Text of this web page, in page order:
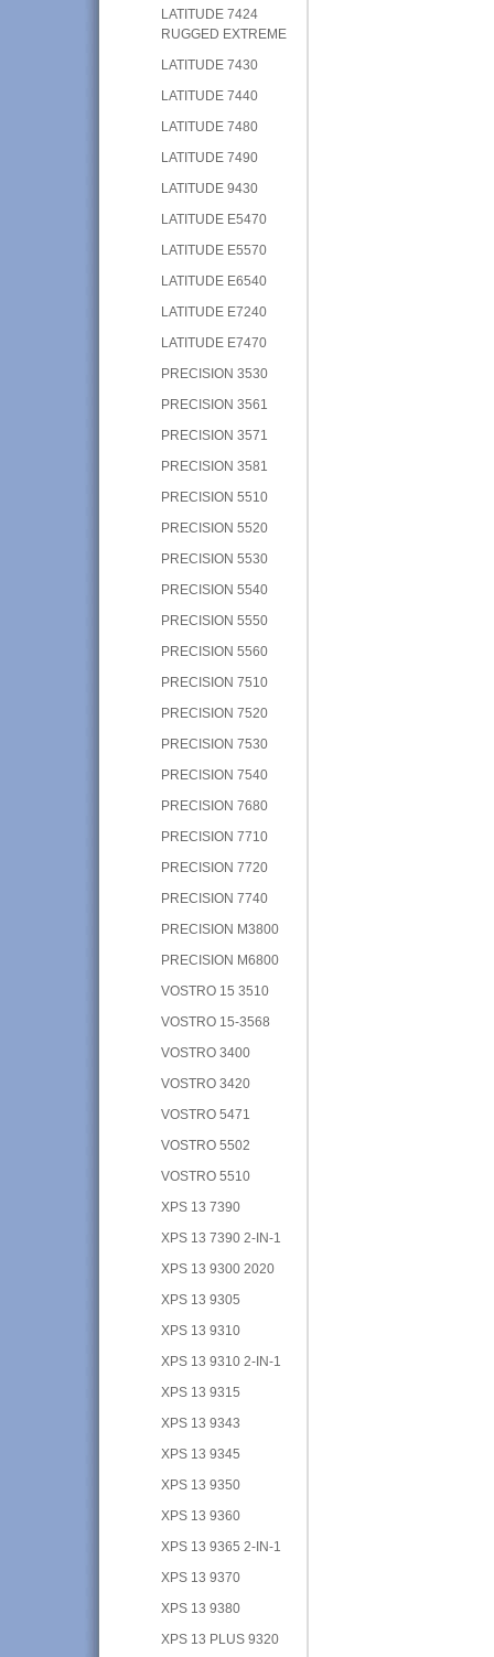
LATITUDE 7424
RUGGED EXTREME
LATITUDE 7430
LATITUDE 7440
LATITUDE 7480
LATITUDE 7490
LATITUDE 9430
LATITUDE E5470
LATITUDE E5570
LATITUDE E6540
LATITUDE E7240
LATITUDE E7470
PRECISION 3530
PRECISION 3561
PRECISION 3571
PRECISION 3581
PRECISION 5510
PRECISION 5520
PRECISION 5530
PRECISION 5540
PRECISION 5550
PRECISION 5560
PRECISION 7510
PRECISION 7520
PRECISION 7530
PRECISION 7540
PRECISION 7680
PRECISION 7710
PRECISION 7720
PRECISION 7740
PRECISION M3800
PRECISION M6800
VOSTRO 15 3510
VOSTRO 15-3568
VOSTRO 3400
VOSTRO 3420
VOSTRO 5471
VOSTRO 5502
VOSTRO 5510
XPS 13 7390
XPS 13 7390 2-IN-1
XPS 13 9300 2020
XPS 13 9305
XPS 13 9310
XPS 13 9310 2-IN-1
XPS 13 9315
XPS 13 9343
XPS 13 9345
XPS 13 9350
XPS 13 9360
XPS 13 9365 2-IN-1
XPS 13 9370
XPS 13 9380
XPS 13 PLUS 9320